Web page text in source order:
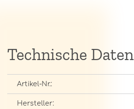
Technische Daten
Artikel-Nr.:
Hersteller: